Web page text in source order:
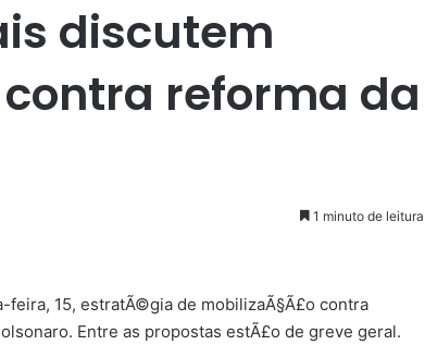
discutem
reforma da
1 minuto de leitura
15, estratÃ©gia de mobilizaÃ§Ã£o contra
Entre as propostas estÃ£o de greve geral.